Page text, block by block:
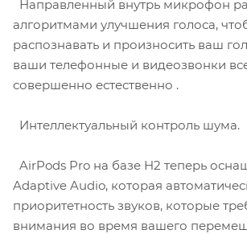
Направленный внутрь микрофон
алгоритмами улучшения голоса,
распознавать и произносить ваш
ваши телефонные и видеозвонки
совершенно естественно .
Интеллектуальный контроль шума.
AirPods Pro на базе H2 теперь
Adaptive Audio, которая
приоритетность звуков, которые
внимания во время вашего